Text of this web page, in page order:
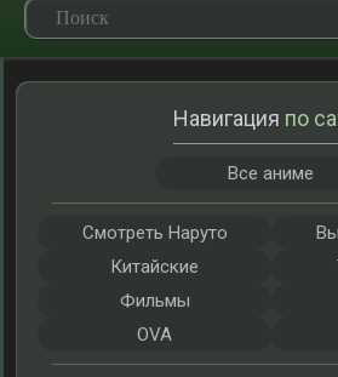
Навигация по
Все аниме
Смотреть Наруто
Китайские
Фильмы
OVA